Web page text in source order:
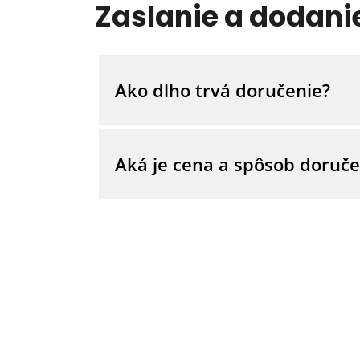
dokument tu.)
Zaslanie a
Ako dlho trvá doručenie?
objednaného tovaru.
Aká je cena a spôsob
Všeobecných obchodných